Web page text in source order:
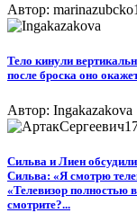
Автор:
Тело кинули
после броска оно
Автор: Ingakazakova
Сильва и Лиен
Сильва: «Я смотрю
«Телевизор полностью
смотрите?...